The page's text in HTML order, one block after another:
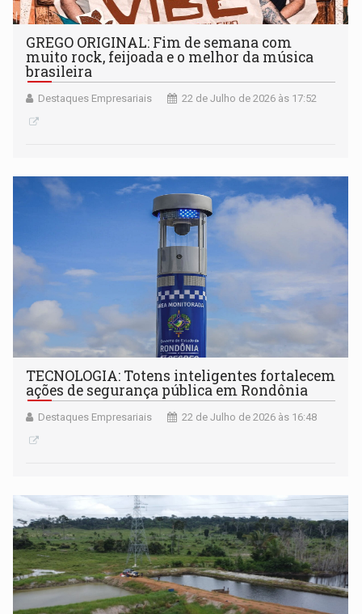
GREGO ORIGINAL: Fim de semana com
muito rock, feijoada e o melhor da música
brasileira
Destaques Empresariais 22 de Julho de 2026 às 17:52
TECNOLOGIA: Totens inteligentes fortalecem
ações de segurança pública em Rondônia
Destaques Empresariais 22 de Julho de 2026 às 16:48